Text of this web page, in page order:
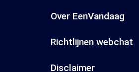
Over EenVandaag
Richtlijnen webchat
Disclaimer